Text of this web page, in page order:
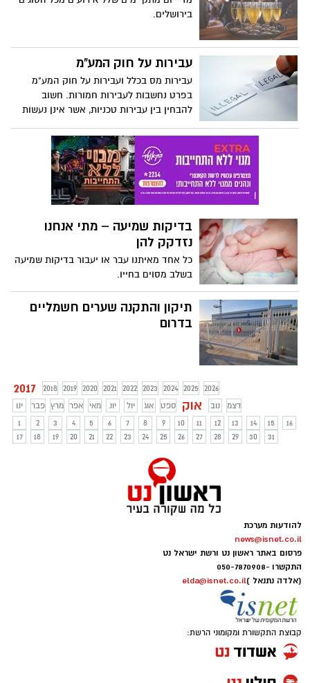
בירושלים.
עבירות על חוק המע"מ
עבירות מס בכלל ועבירות על חוק המע"מ
בפרט נחשבות לעבירות חמורות. חשוב
להבחין בין עבירות טכניות, אשר אינן נעשות
לבין עבירות שנועדו להעלים מסים.
בדיקות שמיעה – מתי אנחנו
נזדקק להן
כל אחד מאיתנו עבר או יעבור בדיקות שמיעה
בשלב מסוים בחייו.
תיקון והתקנה שערים חשמליים
בדרום
2017 2018 2019 2020 2021 2022 2023 2024 2025
2026
ינו
פבר מרץ אפר מאי יונ יול אוג ספט אוק נוב
דצמ
1
2 3 4 5 6 7 8 9 10 11 12 13 14 15
16
17
18 19 20 21 22 23 24 25 26 27 28 29 30 31
להודעות מערכת
news@isnet.co.il
פרסום באתר ראשון נט ורשת ישראל נט
התקשרו -050-7870908
(אלדה נתנאל )elda@isnet.co.il
קבוצת התקשורת ומקומוני הרשת: